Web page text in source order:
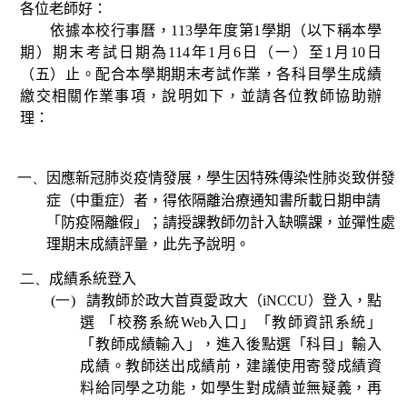
各位老師好：
依據本校行事曆， 113學年度第1學期（以下稱本學
期）期末考試日期為 114年1 月6 日（一）至 1 月 10日
（五）止。配合本學期期末考試作業，各科目學生成績
繳交相關作業事項，說明如下，並請各位教師協助辦
理：
一、
因應新冠肺炎疫情發展，學生因特殊傳染性肺炎致併發
症（中重症）者，得依隔離治療通知書所載日期申請
「防疫隔離假」；請授課教師勿計入缺曠課，並彈性處
理期末成績評量，此先予說明。
二、 成績系統登入
(一)
請教師於政大首頁愛政大（iNCCU）登入，點
選 「校務系統Web入口」「教師資訊系統」
「教師成績輸入」，進入後點選「科目」輸入
成績。教師送出成績前，建議使用寄發成績資
料給同學之功能，如學生對成績並無疑義，再